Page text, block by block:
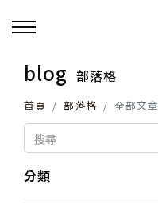
回主選單
活動報名
小旅行及主題導覽
blog 部落格
首頁 部落格 全部文章
分類